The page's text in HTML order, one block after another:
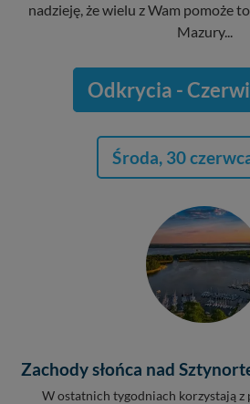
nadzieję, że wielu z Wam pomoże
Mazury...
Odkrycia -
Środa, 30
Zachody słońca nad
W ostatnich tygodniach korzystają z